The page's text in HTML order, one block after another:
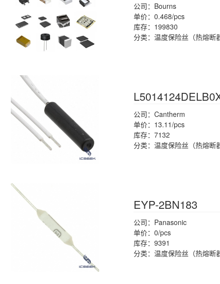
公司：Bourns
单价：0.468/pcs
库存：199830
分类：温度保险丝（热熔断
公司：Cantherm
单价：13.11/pcs
库存：7132
分类：温度保险丝（热熔断
EYP-2BN183
公司：Panasonic
单价：0/pcs
库存：9391
分类：温度保险丝（热熔断